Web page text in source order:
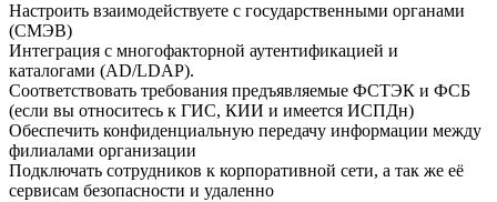
Настроить взаимодействуете с государственными органами
(СМЭВ)
Интеграция с многофакторной аутентификацией и
каталогами (AD/LDAP).
Соответствовать требования предъявляемые ФСТЭК и ФСБ
(если вы относитесь к ГИС, КИИ и имеется ИСПДн)
Обеспечить конфиденциальную передачу информации между
филиалами организации
Подключать сотрудников к корпоративной сети, а так же её
сервисам безопасности и удаленно